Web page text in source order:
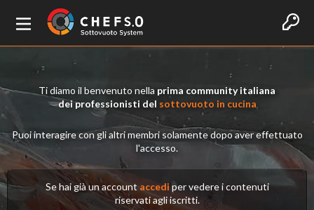
Ti diamo il benvenuto nella prima community italiana
dei professionisti del sottovuoto in cucina
Puoi interagire con gli altri membri solamente dopo aver effettuato
l'accesso.
Se hai già un account accedi per vedere i contenuti
riservati agli iscritti.